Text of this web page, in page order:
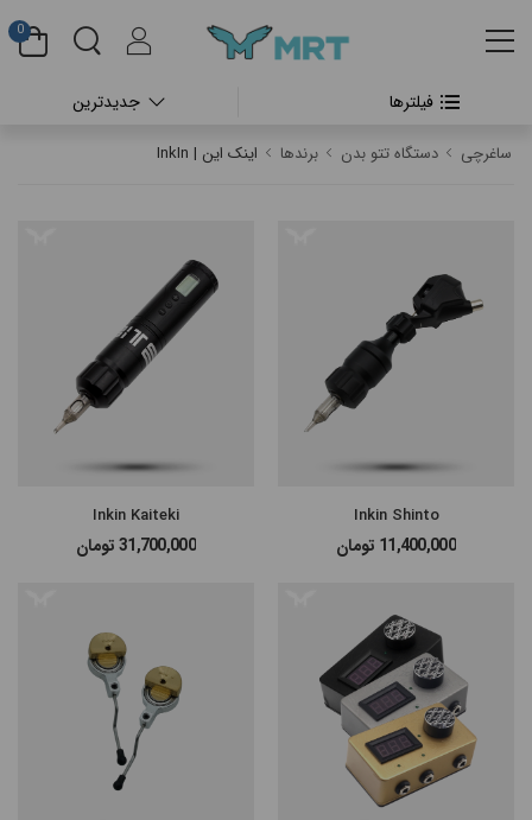
#بدون دسته بندی
#پن شارژی CHEYENNE
#سایر پن‌های شارژی
#پن تتو
0
ساغرچی دستگاه تتو بدن برندها اینک این | InkIn
فیلترها جدیدترین
Inkin Shinto
11,400,000 تومان
Inkin Kaiteki
31,700,000تومان